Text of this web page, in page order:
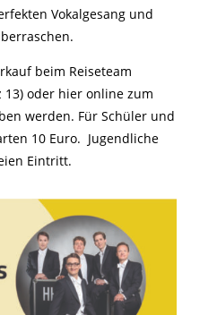
Vokalgesang und
beim Reiseteam
13) oder hier online zum
werden. Für Schüler und
10 Euro. Jugendliche
Eintritt.